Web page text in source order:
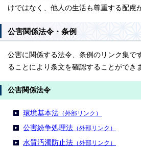
けではなく、他人の生活も尊重する配慮
公害関係法令・条例
公害に関係する法令、条例のリンク集で
ることにより条文を確認することができ
公害関係法令
環境基本法 （外部リンク）
公害紛争処理法 （外部リンク）
水質汚濁防止法 （外部リンク）